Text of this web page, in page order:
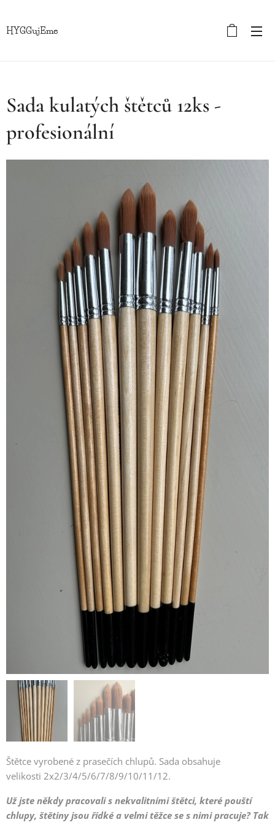
HYGGujEme
Sada kulatých štětců 12ks -
profesionální
Štětce vyrobené z prasečích chlupů. Sada obsahuje
velikosti 2x2/3/4/5/6/7/8/9/10/11/12.
Už jste někdy pracovali s nekvalitními štětci, které pouští
chlupy, štětiny jsou řídké a velmi těžce se s nimi pracuje? Tak